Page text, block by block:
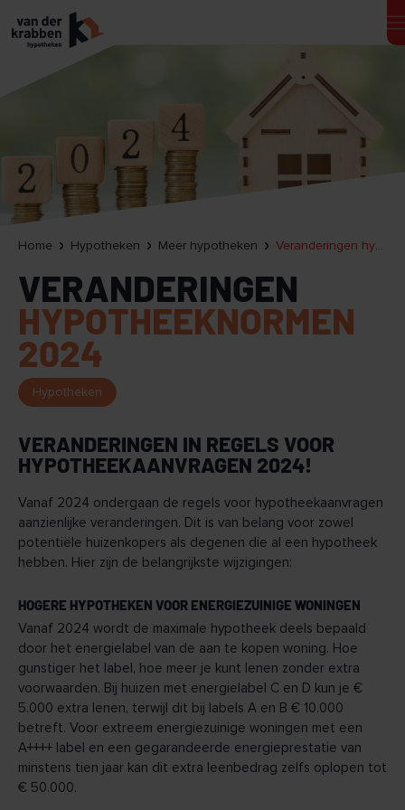
Home Hypotheken Meer hypotheken Veranderingen hypotheeknormen 2024!
VERANDERINGEN
HYPOTHEEKNORMEN
2024
Hypotheken
VERANDERINGEN IN REGELS VOOR
HYPOTHEEKAANVRAGEN 2024!
Vanaf 2024 ondergaan de regels voor hypotheekaanvragen
aanzienlijke veranderingen. Dit is van belang voor zowel
potentiële huizenkopers als degenen die al een hypotheek
hebben. Hier zijn de belangrijkste wijzigingen:
HOGERE HYPOTHEKEN VOOR ENERGIEZUINIGE WONINGEN
Vanaf 2024 wordt de maximale hypotheek deels bepaald
door het energielabel van de aan te kopen woning. Hoe
gunstiger het label, hoe meer je kunt lenen zonder extra
voorwaarden. Bij huizen met energielabel C en D kun je €
5.000 extra lenen, terwijl dit bij labels A en B € 10.000
betreft. Voor extreem energiezuinige woningen met een
A++++ label en een gegarandeerde energieprestatie van
minstens tien jaar kan dit extra leenbedrag zelfs oplopen tot
€ 50.000.